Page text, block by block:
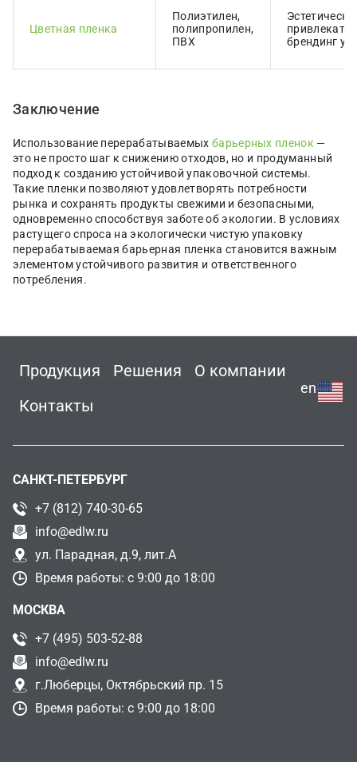
Цветная пленка
Полиэтилен,
полипропилен,
ПВХ
брендинг
Заключение
Использование перерабатываемых барьерных пленок —
это не просто шаг к снижению отходов, но и продуманный
подход к созданию устойчивой упаковочной системы.
Такие пленки позволяют удовлетворять потребности
рынка и сохранять продукты свежими и безопасными,
одновременно способствуя заботе об экологии. В условиях
растущего спроса на экологически чистую упаковку
перерабатываемая барьерная пленка становится важным
элементом устойчивого развития и ответственного
потребления.
Продукция Решения
О компании
Контакты
en
САНКТ-ПЕТЕРБУРГ
+7 (812) 740-30-65
info@edlw.ru
ул. Парадная, д.9, лит.А
Время работы: с 9:00 до 18:00
МОСКВА
+7 (495) 503-52-88
info@edlw.ru
г.Люберцы, Октябрьский пр. 15
Время работы: с 9:00 до 18:00